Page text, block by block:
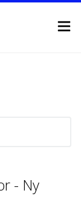
- Ny